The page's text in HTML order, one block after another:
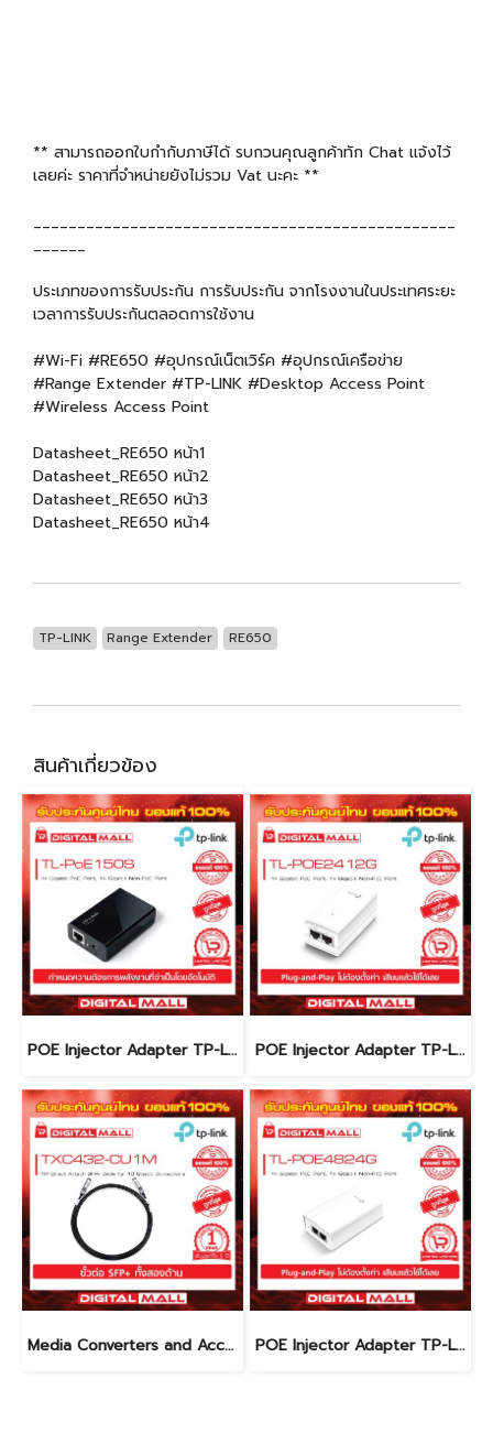
** สามารถออกใบกำกับภาษีได้ รบกวนคุณลูกค้าทัก Chat แจ้งไว้
เลยค่ะ ราคาที่จำหน่ายยังไม่รวม Vat นะคะ **
________________________________________________
______
ประเภทของการรับประกัน การรับประกัน จากโรงงานในประเทศระยะ
เวลาการรับประกันตลอดการใช้งาน
#Wi-Fi #RE650 #อุปกรณ์เน็ตเวิร์ค #อุปกรณ์เครือข่าย
#Range Extender #TP-LINK #Desktop Access Point
#Wireless Access Point
Datasheet_RE650 หน้า1
Datasheet_RE650 หน้า2
Datasheet_RE650 หน้า3
Datasheet_RE650 หน้า4
TP-LINK Range Extender RE650
สินค้าเกี่ยวข้อง
POE Injector Adapter TP-LINK TL-POE150S อุปกรณ์ขยายสัญญาณ POE รับประกันตลอดอายุการใช้งาน POE Injector Adapter TP-LINK TL-POE2412G อุปกรณ์ขยายสัญญาณ POE รับประกันตลอดอายุการใช้งาน
Media Converters and Accessories TP-LINK TXC432-CU1M สายต่อ SFP+ โดยตรง รับประกันตลอดอายุการใช้งาน POE Injector Adapter TP-LINK TL-POE4824G อุปกรณ์ขยายสัญญาณ POE รับประกันตลอดอายุการใช้งาน